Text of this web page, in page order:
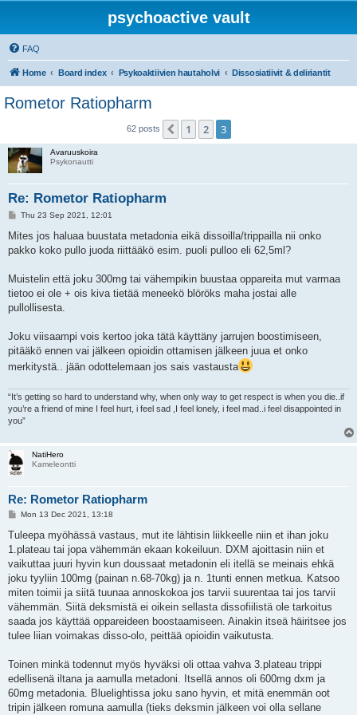
psychoactive vault
FAQ
Home Board index Psykoaktiivien hautaholvi Dissosiatiivit & deliriantit
Rometor Ratiopharm
62 posts Previous
1 2 3
Avaruuskoira
Psykonautti
Re: Rometor Ratiopharm
P
s
Thu 23 Sep 2021, 12:01
Mites jos haluaa buustata metadonia eikä dissoilla/trippailla nii onko
pakko koko pullo juoda riittääkö esim. puoli pulloo eli 62,5ml?
Muistelin että joku 300mg tai vähempikin buustaa oppareita mut varmaa
tietoo ei ole + ois kiva tietää meneekö blöröks maha jostai alle
pullollisesta.
Joku viisaampi vois kertoo joka tätä käyttäny jarrujen boostimiseen,
pitääkö ennen vai jälkeen opioidin ottamisen jälkeen juua et onko
merkitystä.. jään odottelemaan jos sais vastausta
“It’s getting so hard to understand why, when only way to get respect is when you die..if
you’re a friend of mine I feel hurt, i feel sad ,I feel lonely, i feel mad..i feel disappointed in
you”
NatiHero
Kameleontti
Re: Rometor Ratiopharm
P
s
Mon 13 Dec 2021, 13:18
Tuleepa myöhässä vastaus, mut ite lähtisin liikkeelle niin et ihan joku
1.plateau tai jopa vähemmän ekaan kokeiluun. DXM ajoittasin niin et
vaikuttaa juuri hyvin kun doussaat metadonin eli itellä se meinais ehkä
joku tyyliin 100mg (painan n.68-70kg) ja n. 1tunti ennen metkua. Katsoo
miten toimii ja siitä tuunaa annoskokoa jos tarvii suurentaa tai jos tarvii
vähemmän. Siitä deksmistä ei oikein sellasta dissofiilistä ole tarkoitus
saada jos käyttää oppareideen boostaamiseen. Ainakin itseä häiritsee jos
tulee liian voimakas disso-olo, peittää opioidin vaikutusta.
Toinen minkä todennut myös hyväksi oli ottaa vahva 3.plateau trippi
edellisenä iltana ja aamulla metadoni. Itsellä annos oli 600mg dxm ja
60mg metadonia. Bluelightissa joku sano hyvin, et mitä enemmän oot
tripin jälkeen romuna aamulla (tieks deksmin jälkeen voi olla sellane